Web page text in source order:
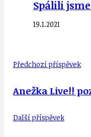
Spálili jsme
19.1.2021
Předchozí příspěvek
Anežka Live!!
Další příspěvek